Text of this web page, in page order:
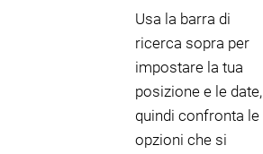
Usa la barra di
ricerca sopra per
impostare la tua
posizione e le date,
quindi confronta le
opzioni che si